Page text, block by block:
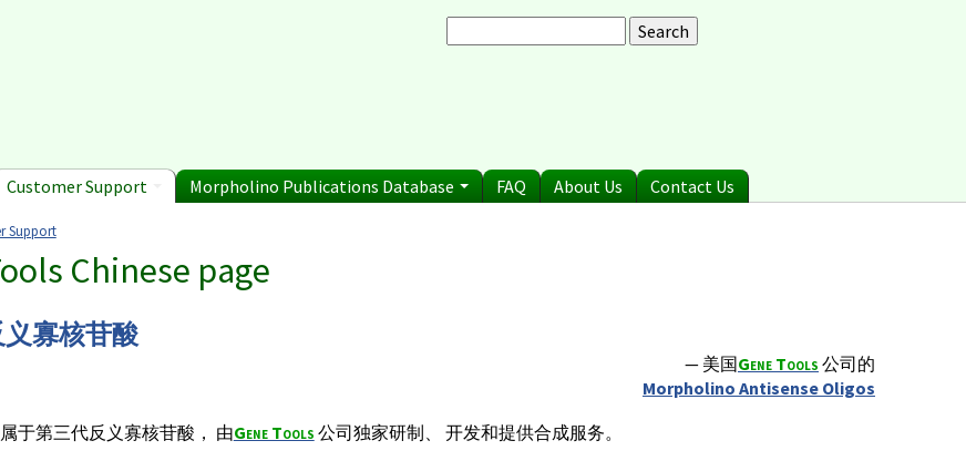
Search form
Customer Support Morpholino Publications Database FAQ About Us Contact Us
Support
Chinese page
寡核苷酸
— 美国Gene Tools 公司的
Morpholino Antisense Oligos
于第三代反义寡核苷酸， 由Gene Tools 公司独家研制、 开发和提供合成服务。